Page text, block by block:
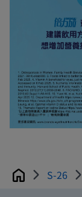
Home S-26